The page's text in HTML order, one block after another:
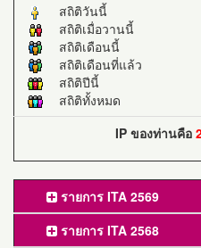
สถิติวันนี้
สถิติเมื่อวานนี้
สถิติเดือนนี้
สถิติเดือนที่แล้ว
สถิติปีนี้
สถิติทั้งหมด
IP ของท่านคือ
รายการ ITA 2569
รายการ ITA 2568